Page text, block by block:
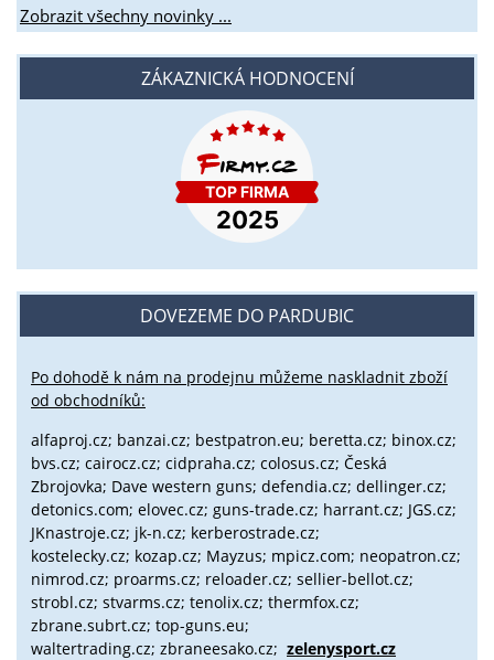
Zobrazit všechny novinky ...
ZÁKAZNICKÁ HODNOCENÍ
DOVEZEME DO PARDUBIC
Po dohodě k nám na prodejnu můžeme naskladnit zboží
od obchodníků:
alfaproj.cz; banzai.cz; bestpatron.eu; beretta.cz; binox.cz;
bvs.cz; cairocz.cz; cidpraha.cz; colosus.cz; Česká
Zbrojovka; Dave western guns; defendia.cz; dellinger.cz;
detonics.com; elovec.cz; guns-trade.cz; harrant.cz; JGS.cz;
JKnastroje.cz; jk-n.cz; kerberostrade.cz;
kostelecky.cz; kozap.cz; Mayzus; mpicz.com; neopatron.cz;
nimrod.cz; proarms.cz; reloader.cz; sellier-bellot.cz;
strobl.cz; stvarms.cz; tenolix.cz; thermfox.cz;
zbrane.subrt.cz; top-guns.eu;
waltertrading.cz; zbraneesako.cz; zelenysport.cz